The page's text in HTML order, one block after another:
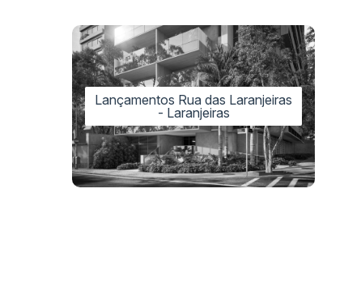
Lançamentos Rua das Laranjeiras
- Laranjeiras